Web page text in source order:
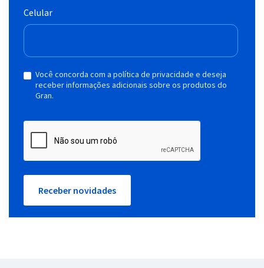
Celular
Você concorda com a política de privacidade e deseja
receber informações adicionais sobre os produtos do
Gran.
Receber novidades